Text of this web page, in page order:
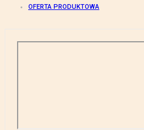
OFERTA PRODUKTOWA